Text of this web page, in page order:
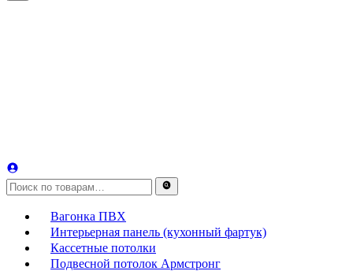
Вагонка ПВХ
Интерьерная панель (кухонный фартук)
Кассетные потолки
Подвесной потолок Армстронг